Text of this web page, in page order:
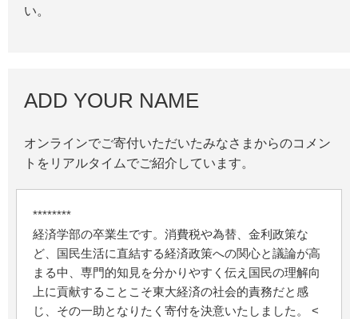
い。
ADD YOUR NAME
オンラインでご寄付いただいたみなさまからのコメン
トをリアルタイムでご紹介しています。
********
経済学部の卒業生です。消費税や為替、金利政策な
ど、国民生活に直結する経済政策への関心と議論が高
まる中、専門的知見を分かりやすく伝え国民の理解向
上に貢献することこそ東大経済の社会的責務だと感
じ、その一助となりたく寄付を決意いたしました。 <